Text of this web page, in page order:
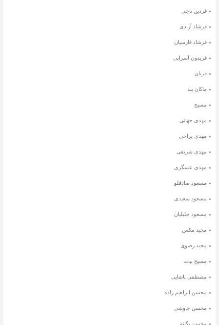
فردین ناجی
فرشاد آزادی
فرشاد فارسیان
فریدون آسرایی
فریان
ماکان بند
مسیح
مهدی جهانی
مهدی یراحی
مهدی شریفی
مهدی عسگری
مسعود صادقلو
مسعود سعیدی
مسعود جلیلیان
مجید مکس
مجید رضوی
مسیح بیات
مصطفی پاشایی
محسن ابراهیم زاده
محسن چاوشی
محسن یگانه